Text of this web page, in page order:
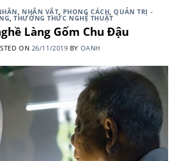
, NHÂN VẬT, PHONG CÁCH,QUẢN TRỊ -
,THƯỜNG THỨC NGHỆ THUẬT
Làng Gốm Chu Đậu
ON 26/11/2019 BY OANH